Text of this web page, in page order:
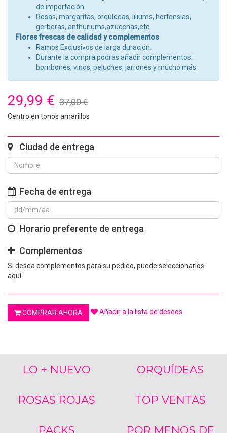
de importación
Rosas, margaritas, orquídeas, liliums, hortensias,
gerberas, anthuriums,azucenas,etc
Flores frescas de calidad y complementos
Ramos Exclusivos de larga duración.
Durante la compra podras añadir complementos:
bombones, vinos, peluches, jarrones y mucho más
29,99 € 37,00 €
Centro en tonos amarillos
Ciudad de entrega
Fecha de entrega
Horario preferente de entrega
Complementos
Si desea complementos para su pedido, puede seleccionarlos
aquí.
COMPRAR AHORA Añadir a la lista de deseos
LO + NUEVO ORQUÍDEAS
ROSAS ROJAS TOP VENTAS
PACKS
POR MENOS DE